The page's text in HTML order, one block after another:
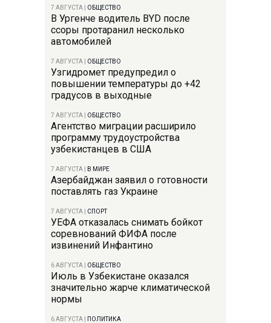
7 АВГУСТА ОБЩЕСТВО
В Ургенче водитель BYD после
ссоры протаранил несколько
автомобилей
7 АВГУСТА ОБЩЕСТВО
Узгидромет предупредил о
повышении температуры до +42
градусов в выходные
7 АВГУСТА ОБЩЕСТВО
Агентство миграции расширило
программу трудоустройства
узбекистанцев в США
7 АВГУСТА В МИРЕ
Азербайджан заявил о готовности
поставлять газ Украине
7 АВГУСТА СПОРТ
УЕФА отказалась снимать бойкот
соревнований ФИФА после
извинений Инфантино
6 АВГУСТА ОБЩЕСТВО
Июль в Узбекистане оказался
значительно жарче климатической
нормы
6 АВГУСТА ПОЛИТИКА